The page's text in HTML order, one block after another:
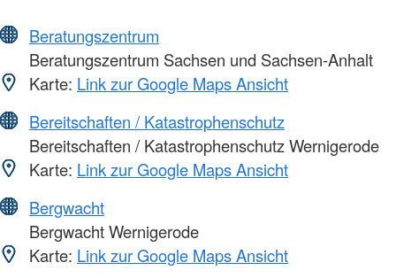
Beratungszentrum
Beratungszentrum Sachsen und Sachsen-Anhalt
Karte: Link zur Google Maps Ansicht
Bereitschaften / Katastrophenschutz
Bereitschaften / Katastrophenschutz Wernigerode
Karte: Link zur Google Maps Ansicht
Bergwacht
Bergwacht Wernigerode
Karte: Link zur Google Maps Ansicht